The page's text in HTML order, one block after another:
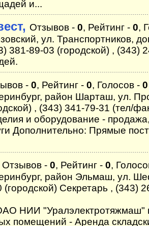
и...
Отзывов - 0, Рейтинг - 0,
ул. Транспортников,
381-89-03 (городской) , (343)
- 0, Рейтинг - 0, Голосов - 0
район Шарташ, ул.
, (343) 341-79-31 (тел/
и оборудование -
Дополнительно: Прямые
Отзывов - 0, Рейтинг - 0,
район Эльмаш, ул.
(городской) Секретарь , (343)
НИИ "Уралэлектротяжмаш"
помещений - Аренда